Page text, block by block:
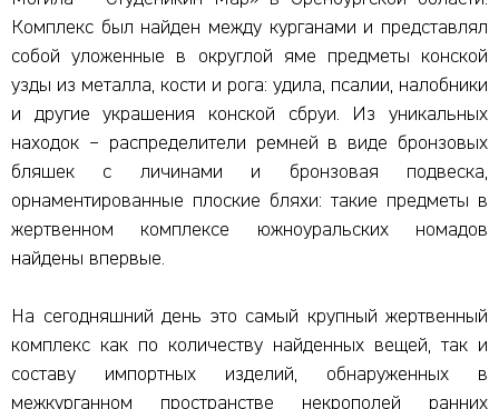
Комплекс был найден между курганами и представлял
собой уложенные в округлой яме предметы конской
узды из металла, кости и рога: удила, псалии, налобники
и другие украшения конской сбруи. Из уникальных
находок – распределители ремней в виде бронзовых
бляшек с личинами и бронзовая подвеска,
орнаментированные плоские бляхи: такие предметы в
жертвенном комплексе южноуральских номадов
найдены впервые.
На сегодняшний день это самый крупный жертвенный
комплекс как по количеству найденных вещей, так и
составу импортных изделий, обнаруженных в
межкурганном пространстве некрополей ранних